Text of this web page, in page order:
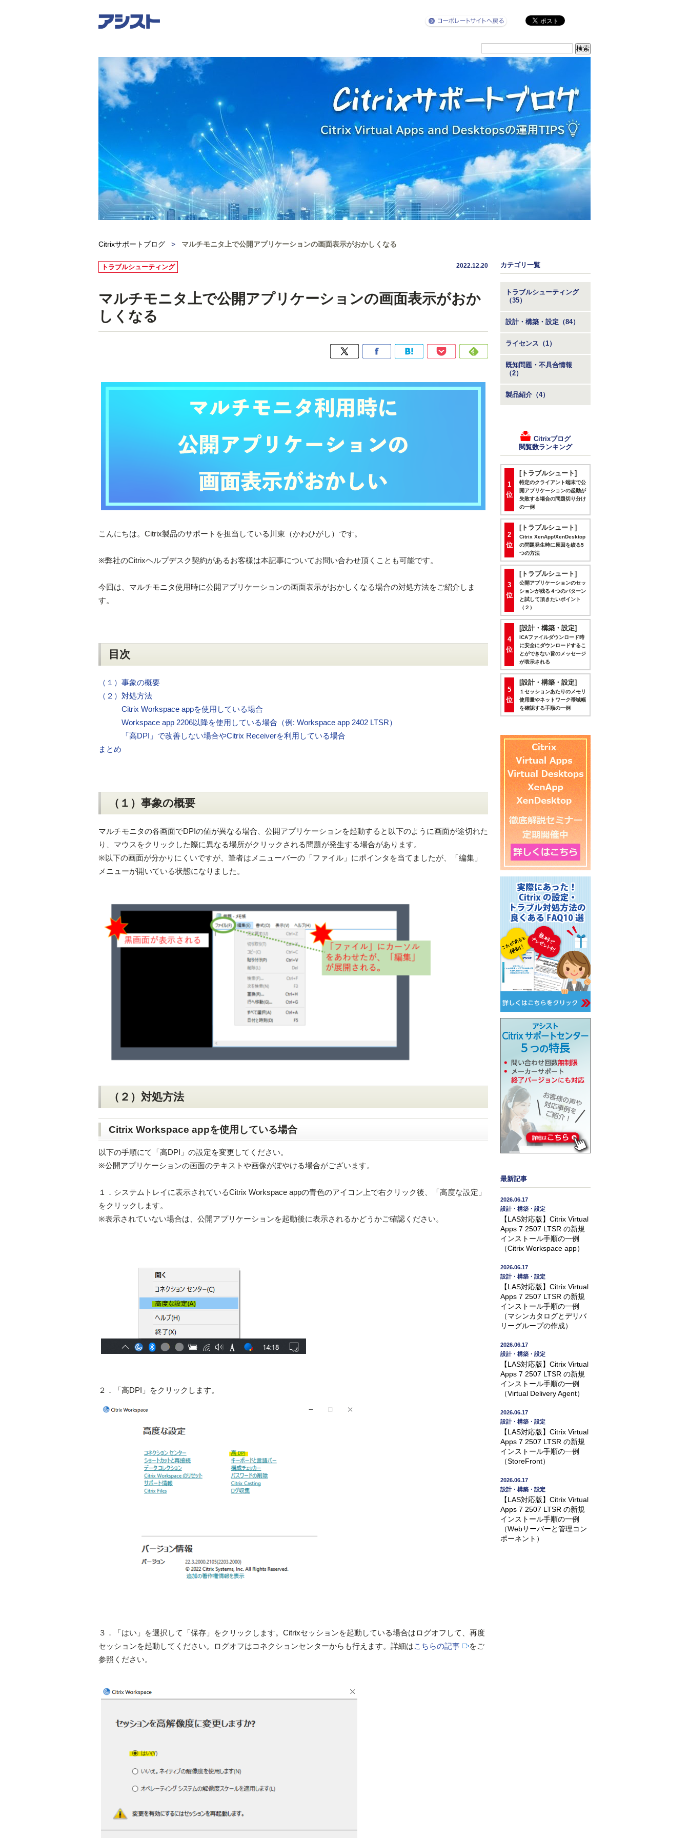
Citrixサポートブログ > マルチモニタ上で公開アプリケーションの画面表示がおかしくなる
トラブルシューティング 2022.12.20
マルチモニタ上で公開アプリケーションの画面表示がおか
しくなる
こんにちは。Citrix製品のサポートを担当している川東（かわひがし）です。
※弊社のCitrixヘルプデスク契約があるお客様は本記事についてお問い合わせ頂くことも可能です。
今回は、マルチモニタ使用時に公開アプリケーションの画面表示がおかしくなる場合の対処方法をご紹介しま
す。
目次
（１）事象の概要
（２）対処方法
Citrix Workspace appを使用している場合
Workspace app 2206以降を使用している場合（例: Workspace app 2402 LTSR）
「高DPI」で改善しない場合やCitrix Receiverを利用している場合
まとめ
（１）事象の概要
マルチモニタの各画面でDPIの値が異なる場合、公開アプリケーションを起動すると以下のように画面が途切れた
り、マウスをクリックした際に異なる場所がクリックされる問題が発生する場合があります。
※以下の画面が分かりにくいですが、筆者はメニューバーの「ファイル」にポインタを当てましたが、「編集」
メニューが開いている状態になりました。
（２）対処方法
Citrix Workspace appを使用している場合
以下の手順にて「高DPI」の設定を変更してください。
※公開アプリケーションの画面のテキストや画像がぼやける場合がございます。
１．システムトレイに表示されているCitrix Workspace appの青色のアイコン上で右クリック後、「高度な設定」
をクリックします。
※表示されていない場合は、公開アプリケーションを起動後に表示されるかどうかご確認ください。
２．「高DPI」をクリックします。
３．「はい」を選択して「保存」をクリックします。Citrixセッションを起動している場合はログオフして、再度
セッションを起動してください。ログオフはコネクションセンターからも行えます。詳細はこちらの記事
をご
参照ください。
カテゴリ一覧
トラブルシューティング
（35）
設計・構築・設定（84）
ライセンス（1）
既知問題・不具合情報
（2）
製品紹介（4）
Citrixブログ
閲覧数ランキング
1
位
[トラブルシュート]
特定のクライアント端末で公
開アプリケーションの起動が
失敗する場合の問題切り分け
の一例
2
位
[トラブルシュート]
Citrix XenApp/XenDesktop
の問題発生時に原因を絞る5
つの方法
3
位
[トラブルシュート]
公開アプリケーションのセッ
ションが残る４つのパターン
と試して頂きたいポイント
（２）
4
位
[設計・構築・設定]
ICAファイルダウンロード時
に安全にダウンロードするこ
とができない旨のメッセージ
が表示される
5
位
[設計・構築・設定]
１セッションあたりのメモリ
使用量やネットワーク帯域幅
を確認する手順の一例
最新記事
2026.06.17
設計・構築・設定
【LAS対応版】Citrix Virtual
Apps 7 2507 LTSR の新規
インストール手順の一例
（Citrix Workspace app）
2026.06.17
設計・構築・設定
【LAS対応版】Citrix Virtual
Apps 7 2507 LTSR の新規
インストール手順の一例
（マシンカタログとデリバ
リーグループの作成）
2026.06.17
設計・構築・設定
【LAS対応版】Citrix Virtual
Apps 7 2507 LTSR の新規
インストール手順の一例
（Virtual Delivery Agent）
2026.06.17
設計・構築・設定
【LAS対応版】Citrix Virtual
Apps 7 2507 LTSR の新規
インストール手順の一例
（StoreFront）
2026.06.17
設計・構築・設定
【LAS対応版】Citrix Virtual
Apps 7 2507 LTSR の新規
インストール手順の一例
（Webサーバーと管理コン
ポーネント）